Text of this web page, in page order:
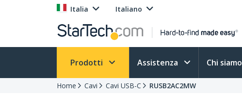
Italia Italiano
Prodotti Assistenza Chi siamo
Home Cavi Cavi USB-C RUSB2AC2MW